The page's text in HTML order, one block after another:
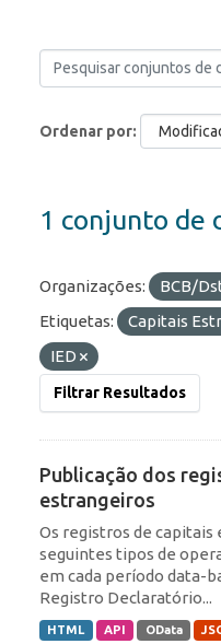
Ordenar por
1 conjunto de
Organizações: BCB/
Etiquetas:
Capitais
IED
Filtrar Resultados
Publicação dos
estrangeiros
Os registros de
seguintes tipos de
em cada período data-
Registro Declaratório...
HTML API OData